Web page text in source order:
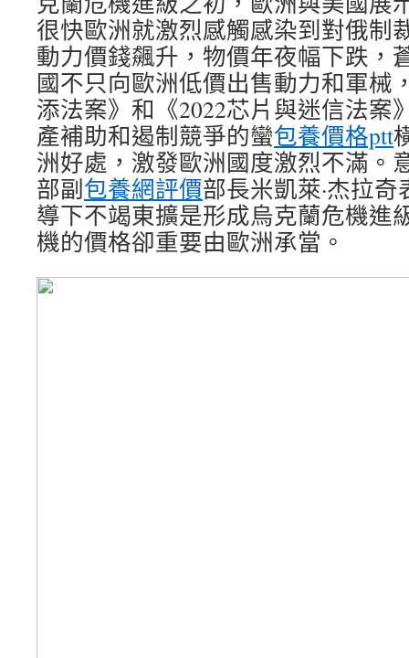
很快歐洲就激烈感觸感染到對俄制
動力價錢飆升，物價年夜幅下跌，
國不只向歐洲低價出售動力和軍械
添法案》和《2022芯片與迷信法案
產補助和遏制競爭的蠻包養價格ptt
洲好處，激發歐洲國度激烈不滿。
部副包養網評價部長米凱萊·杰拉
導下不竭東擴是形成烏克蘭危機進
機的價格卻重要由歐洲承當。